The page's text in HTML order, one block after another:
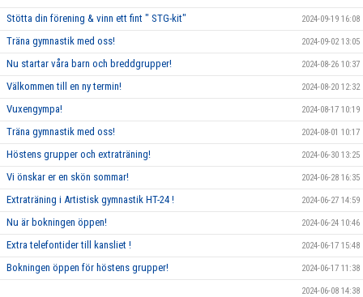
Stötta din förening & vinn ett fint " STG-kit" 2024-09-19 16:08
Träna gymnastik med oss! 2024-09-02 13:05
Nu startar våra barn och breddgrupper! 2024-08-26 10:37
Välkommen till en ny termin! 2024-08-20 12:32
Vuxengympa! 2024-08-17 10:19
Träna gymnastik med oss! 2024-08-01 10:17
Höstens grupper och extraträning! 2024-06-30 13:25
Vi önskar er en skön sommar! 2024-06-28 16:35
Extraträning i Artistisk gymnastik HT-24 ! 2024-06-27 14:59
Nu är bokningen öppen! 2024-06-24 10:46
Extra telefontider till kansliet ! 2024-06-17 15:48
Bokningen öppen för höstens grupper! 2024-06-17 11:38
2024-06-08 14:38